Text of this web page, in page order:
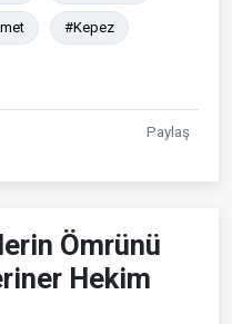
#Kepez
Paylaş
Ömrünü
Hekim